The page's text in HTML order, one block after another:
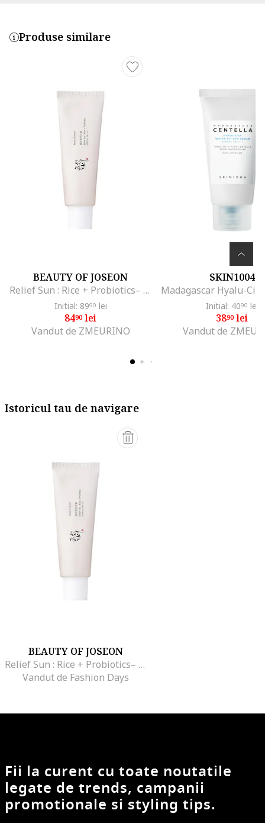
Produse similare
BEAUTY OF JOSEON
Relief Sun : Rice + Probiotics– crema cu factor de protectie solara 50
Initial: 8990 lei
8490lei
Vandut de ZMEURINO
SKIN1004
Initial: 4090 lei
3890lei
Vandut de
Istoricul tau de navigare
BEAUTY OF JOSEON
Relief Sun : Rice + Probiotics– crema cu factor de protectie solara 50
Vandut de Fashion Days
Fii la curent cu toate noutatile
legate de trends, campanii
promotionale si styling tips.